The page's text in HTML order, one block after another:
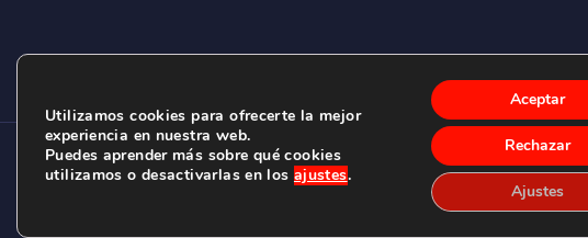
CLUB DE SURF LAS DUNAS ©2026.
C/ BERNARDO ÁLVAREZ GALAN 1, SALINAS (ASTURIAS)
Utilizamos cookies para ofrecerte la mejor
experiencia en nuestra web.
Puedes aprender más sobre qué cookies
utilizamos o desactivarlas en los ajustes.
Aceptar
Rechazar
Ajustes